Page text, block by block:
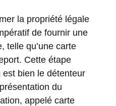
la propriété légale
de fournir une
telle qu’une carte
Cette étape
est bien le détenteur
du
appelé carte